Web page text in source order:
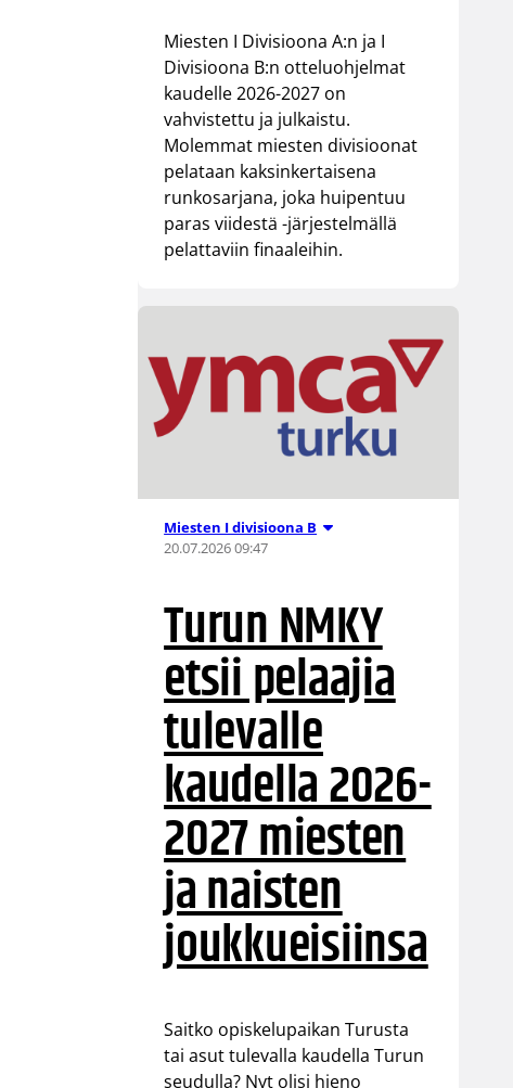
Miesten I Divisioona A:n ja I
Divisioona B:n otteluohjelmat
kaudelle 2026-2027 on
vahvistettu ja julkaistu.
Molemmat miesten divisioonat
pelataan kaksinkertaisena
runkosarjana, joka huipentuu
paras viidestä -järjestelmällä
pelattaviin finaaleihin.
Miesten I divisioona B
20.07.2026 09:47
Turun NMKY
etsii pelaajia
tulevalle
kaudella 2026-
2027 miesten
ja naisten
joukkueisiinsa
Saitko opiskelupaikan Turusta
tai asut tulevalla kaudella Turun
seudulla? Nyt olisi hieno